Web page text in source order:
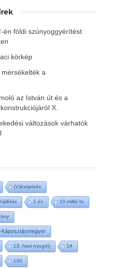
én földi szúnyoggyérítést
körkép
a
az István út és a
X.
változások várhatók
(V)észjelzés
1 év 10 millió fa
Káposztásmegyer
13. havi nyugdíj 14
100